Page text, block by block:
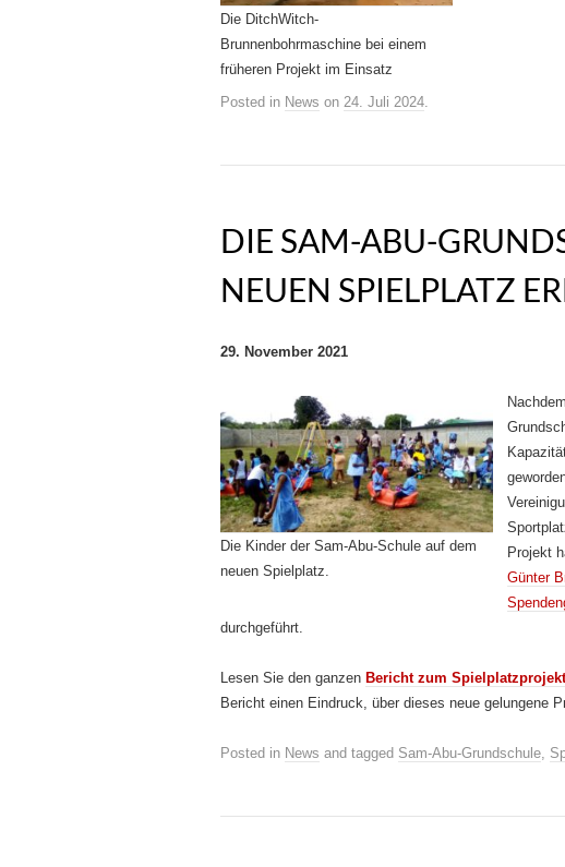
Die DitchWitch-
Brunnenbohrmaschine bei einem
früheren Projekt im Einsatz
Posted in News on 24. Juli 2024
DIE SAM-ABU-
NEUEN SPIELPLATZ
29. November 2021
Die Kinder der Sam-Abu-Schule auf dem
neuen Spielplatz.
Projekt
Günter
durchgeführt.
Lesen Sie den ganzen Bericht zum
Bericht einen Eindruck, über dieses neue gelungene
Posted in News and tagged Sam-Abu-Grundschule